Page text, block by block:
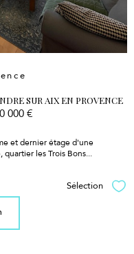
SUR AIX EN PROVENCE
000 €
et dernier étage d'une
quartier les Trois Bons...
Sélection